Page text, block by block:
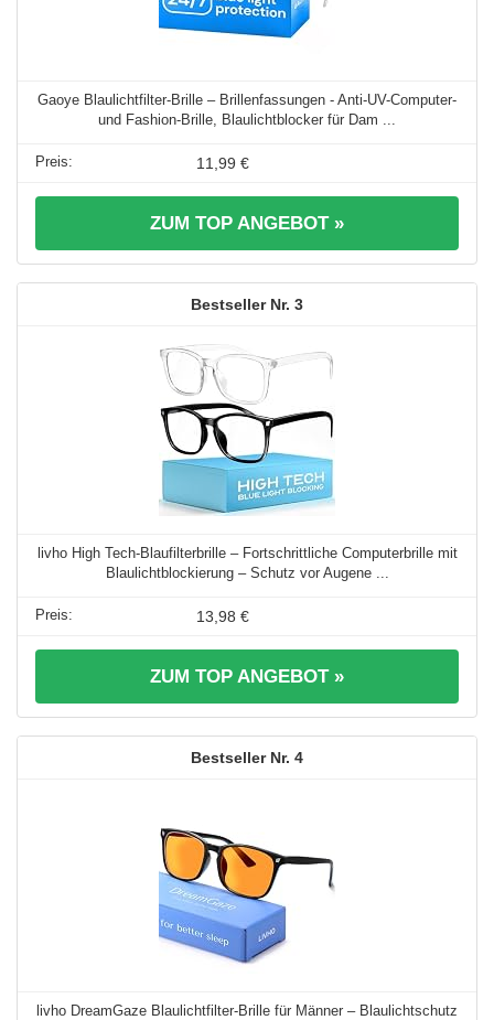
Gaoye Blaulichtfilter-Brille – Brillenfassungen - Anti-UV-Computer-
und Fashion-Brille, Blaulichtblocker für Dam ...
11,99 €
ZUM TOP ANGEBOT »
3
livho High Tech-Blaufilterbrille – Fortschrittliche Computerbrille mit
Blaulichtblockierung – Schutz vor Augene ...
13,98 €
ZUM TOP ANGEBOT »
4
livho DreamGaze Blaulichtfilter-Brille für Männer – Blaulichtschutz